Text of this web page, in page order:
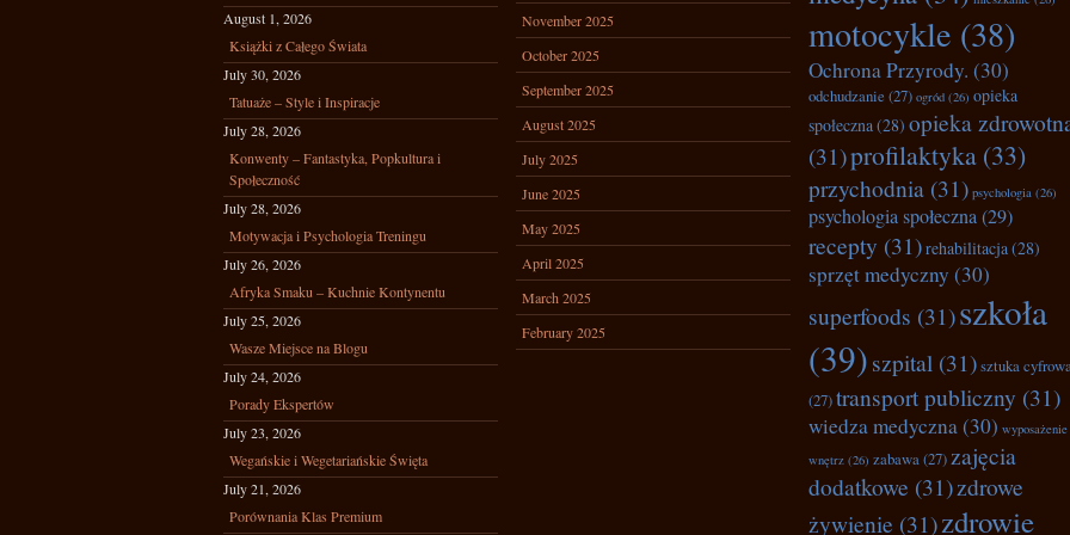
August 1, 2026
Książki z Całego Świata
July 30, 2026
Tatuaże – Style i Inspiracje
July 28, 2026
Konwenty – Fantastyka, Popkultura i
Społeczność
July 28, 2026
Motywacja i Psychologia Treningu
July 26, 2026
Afryka Smaku – Kuchnie Kontynentu
July 25, 2026
Wasze Miejsce na Blogu
July 24, 2026
Porady Ekspertów
July 23, 2026
Wegańskie i Wegetariańskie Święta
July 21, 2026
Porównania Klas Premium
November 2025
October 2025
September 2025
August 2025
July 2025
June 2025
May 2025
April 2025
March 2025
February 2025
motocykle (38)
Ochrona Przyrody. (30)
odchudzanie (27) ogród (26) opieka
społeczna(28) opieka
(31)profilaktyka (33)
przychodnia (31) psychologia (26)
psychologia społeczna(29)
recepty (31)rehabilitacja(28)
sprzęt medyczny (30)
superfoods (31)szkoła
(39)szpital (31)sztuka
(27)transport publiczny (31)
wiedza medyczna(30) wyposażenie
wnętrz (26) zabawa(27) zajęcia
dodatkowe (31)zdrowe
żywienie (31)zdrowie